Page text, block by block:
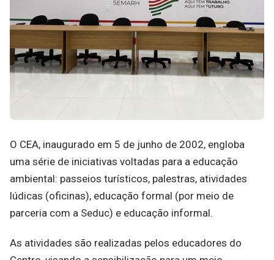
O CEA, inaugurado em 5 de junho de 2002, engloba
uma série de iniciativas voltadas para a educação
ambiental: passeios turísticos, palestras, atividades
lúdicas (oficinas), educação formal (por meio de
parceria com a Seduc) e educação informal.
As atividades são realizadas pelos educadores do